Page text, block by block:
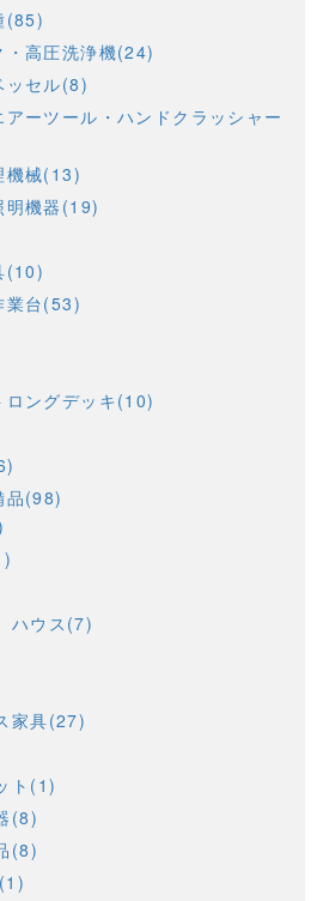
(85)
・高圧洗浄機(24)
ッセル(8)
ーツール・ハンドクラッシャー
機械(13)
明機器(19)
(10)
業台(53)
ロングデッキ(10)
品(98)
ハウス(7)
家具(27)
ト(1)
(8)
(8)